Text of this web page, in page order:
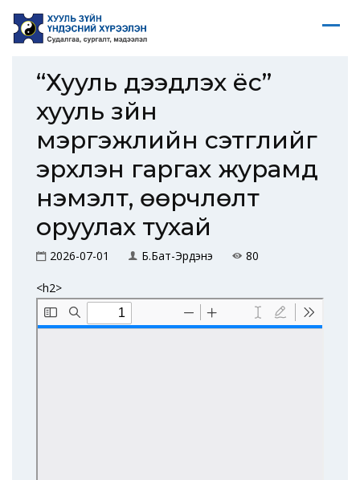
“Хууль дээдлэх ёс”
хууль зүйн
мэргэжлийн сэтгүүлийг
эрхлэн гаргах журамд
нэмэлт, өөрчлөлт
оруулах тухай
2026-07-01 Б.Бат-Эрдэнэ 80
<h2>